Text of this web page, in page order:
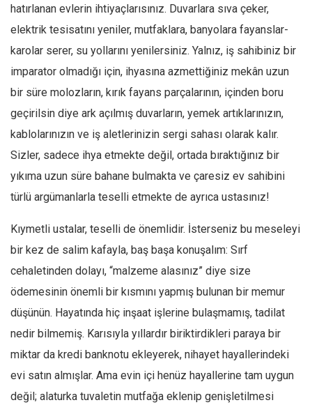
Türkiye
Avrupa
Asya
Afrika
İslam Dünyası
Amerika
Avustralya
Tarih
Düşünce
Dosyalar
hatırlanan evlerin ihtiyaçlarısınız. Duvarlara sıva çeker,
elektrik tesisatını yeniler, mutfaklara, banyolara fayanslar-
karolar serer, su yollarını yenilersiniz. Yalnız, iş sahibiniz bir
imparator olmadığı için, ihyasına azmettiğiniz mekân uzun
bir süre molozların, kırık fayans parçalarının, içinden boru
geçirilsin diye ark açılmış duvarların, yemek artıklarınızın,
kablolarınızın ve iş aletlerinizin sergi sahası olarak kalır.
Sizler, sadece ihya etmekte değil, ortada bıraktığınız bir
yıkıma uzun süre bahane bulmakta ve çaresiz ev sahibini
türlü argümanlarla teselli etmekte de ayrıca ustasınız!
Kıymetli ustalar, teselli de önemlidir. İsterseniz bu meseleyi
bir kez de salim kafayla, baş başa konuşalım: Sırf
cehaletinden dolayı, “malzeme alasınız” diye size
ödemesinin önemli bir kısmını yapmış bulunan bir memur
düşünün. Hayatında hiç inşaat işlerine bulaşmamış, tadilat
nedir bilmemiş. Karısıyla yıllardır biriktirdikleri paraya bir
miktar da kredi banknotu ekleyerek, nihayet hayallerindeki
evi satın almışlar. Ama evin içi henüz hayallerine tam uygun
değil; alaturka tuvaletin mutfağa eklenip genişletilmesi